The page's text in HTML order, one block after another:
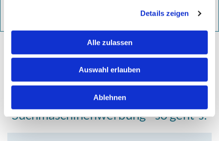
Details zeigen
Alle zulassen
Auswahl erlauben
Ablehnen
weitere Informationen
Jetzt Claudia Reinhard anrufen
Suchmaschinenwerbung - so geht´s: